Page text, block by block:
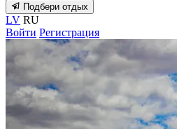
Подбери отдых
LV RU
Войти Регистрация